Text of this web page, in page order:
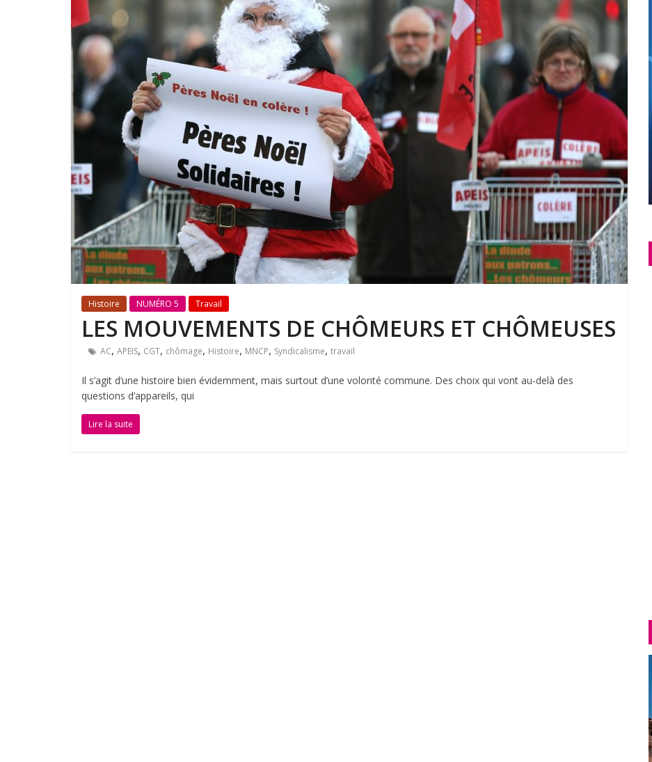
Histoire NUMÉRO 5 Travail
LES MOUVEMENTS DE CHÔMEURS ET CHÔMEUSES
AC, APEIS, CGT, chômage, Histoire, MNCP, Syndicalisme, travail
Il s’agit d’une histoire bien évidemment, mais surtout d’une volonté commune. Des choix qui vont au-delà des
questions d’appareils, qui
Lire la suite